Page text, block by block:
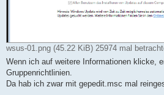
wsus-01.png (45.22 KiB) 25974 mal
Wenn ich auf weitere Informationen klicke,
Gruppenrichtlinien.
Da hab ich zwar mit gepedit.msc mal